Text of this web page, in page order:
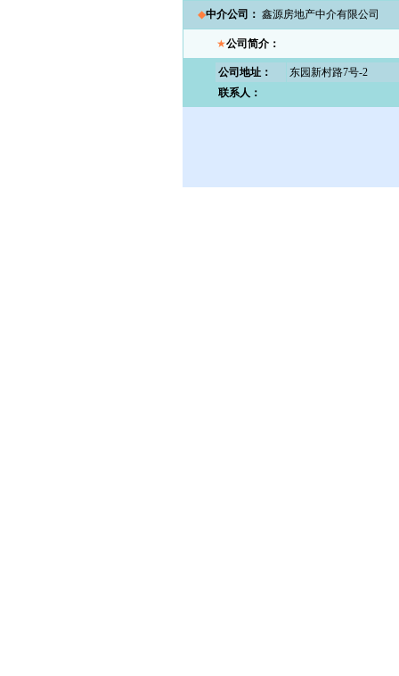
◆中介公司： 鑫源房地产中介有限公司
★公司简介：
公司地址：
东园新村路7号-2
联系人：